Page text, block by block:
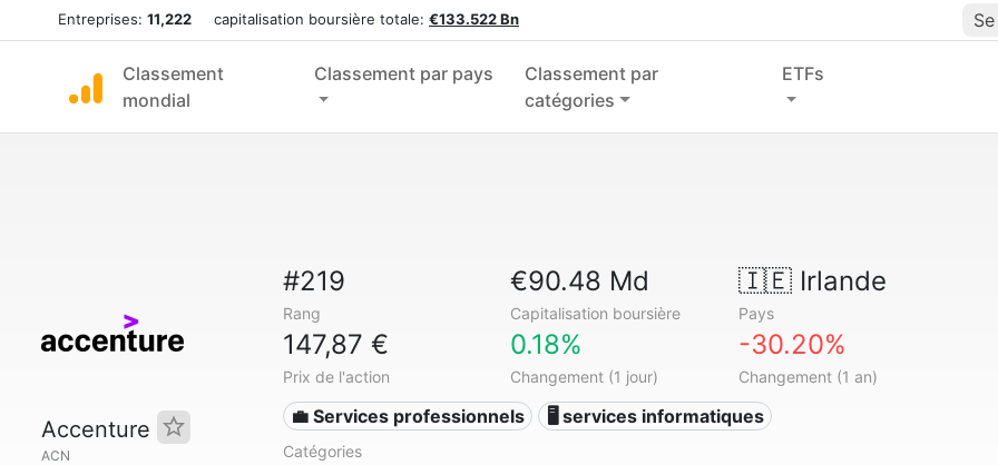
Entreprises: 11,222 capitalisation boursière totale: €133.522 Bn
Classement
mondial
Classement par pays
Classement par
catégories
ETFs
Accenture
ACN
#219
Rang
€90.48 Md
Capitalisation boursière
🇮🇪Irlande
Pays
147,87 €
Prix de l'action
0.18%
Changement (1 jour)
-30.20%
Changement (1 an)
💼 Services professionnels 🖥️ services informatiques
Catégories